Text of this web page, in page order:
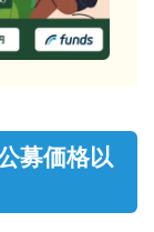
募価格以